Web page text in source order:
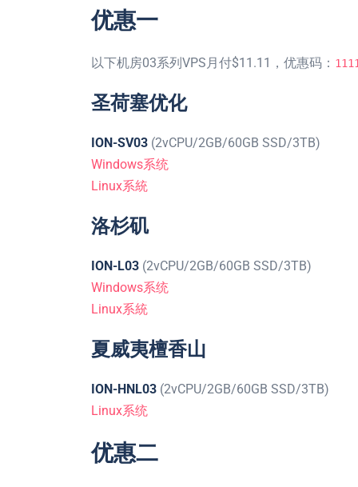
优惠一
以下机房03系列VPS月付$11.11，优惠码：
圣荷塞优化
ION-SV03 (2vCPU/2GB/60GB SSD/3TB)
Windows系统
Linux系統
洛杉矶
ION-L03 (2vCPU/2GB/60GB SSD/3TB)
Windows系统
Linux系統
夏威夷檀香山
ION-HNL03 (2vCPU/2GB/60GB SSD/3TB)
Linux系统
优惠二